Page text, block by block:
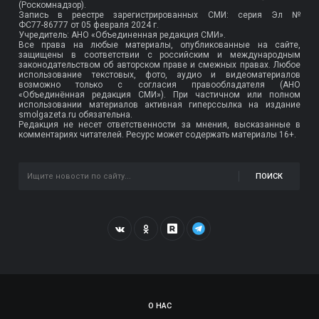
(Роскомнадзор).
Запись в реестре зарегистрированных СМИ: серия Эл №
ФС77-86777 от 05 февраля 2024 г.
Учредитель: АНО «Объединенная редакция СМИ».
Все права на любые материалы, опубликованные на сайте,
защищены в соответствии с российским и международным
законодательством об авторском праве и смежных правах. Любое
использование текстовых, фото, аудио и видеоматериалов
возможно только с согласия правообладателя (АНО
«Объединённая редакция СМИ»). При частичном или полном
использовании материалов активная гиперссылка на издание
smolgazeta.ru обязательна.
Редакция не несет ответственности за мнения, высказанные в
комментариях читателей. Ресурс может содержать материалы 16+.
ПОИСК
О НАС